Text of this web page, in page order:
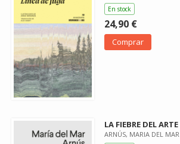
En stock
24,90 €
Comprar
LA FIEBRE DEL ARTE
ARNÚS, MARIA DEL MAR